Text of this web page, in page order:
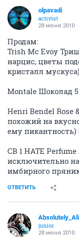
olpavadi
activist
28 июня 2010
Продам:
Trish Mc Evoy
нарцис, цветы
кристалл мускуса)
Montale Шоколад
Henri Bendel Rose
похожий на
ему
CB 1 HATE
исключительно
имбирного
ОТВЕТИТЬ
junior
28 июня 2010